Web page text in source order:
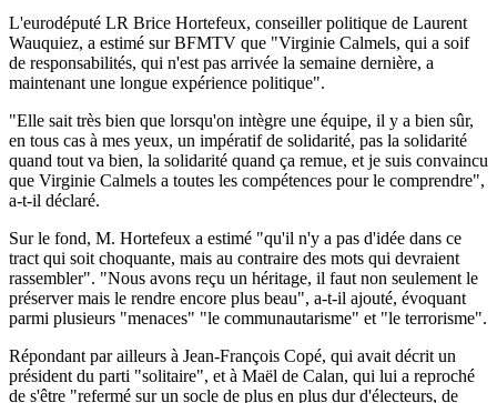
L'eurodéputé LR Brice Hortefeux, conseiller politique de Laurent
Wauquiez, a estimé sur BFMTV que "Virginie Calmels, qui a soif
de responsabilités, qui n'est pas arrivée la semaine dernière, a
maintenant une longue expérience politique".
"Elle sait très bien que lorsqu'on intègre une équipe, il y a bien sûr,
en tous cas à mes yeux, un impératif de solidarité, pas la solidarité
quand tout va bien, la solidarité quand ça remue, et je suis convaincu
que Virginie Calmels a toutes les compétences pour le comprendre",
a-t-il déclaré.
Sur le fond, M. Hortefeux a estimé "qu'il n'y a pas d'idée dans ce
tract qui soit choquante, mais au contraire des mots qui devraient
rassembler". "Nous avons reçu un héritage, il faut non seulement le
préserver mais le rendre encore plus beau", a-t-il ajouté, évoquant
parmi plusieurs "menaces" "le communautarisme" et "le terrorisme".
Répondant par ailleurs à Jean-François Copé, qui avait décrit un
président du parti "solitaire", et à Maël de Calan, qui lui a reproché
de s'être "refermé sur un socle de plus en plus dur d'électeurs, de